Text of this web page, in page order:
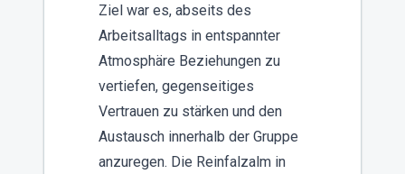
Ziel war es, abseits des
Arbeitsalltags in entspannter
Atmosphäre Beziehungen zu
vertiefen, gegenseitiges
Vertrauen zu stärken und den
Austausch innerhalb der Gruppe
anzuregen. Die Reinfalzalm in